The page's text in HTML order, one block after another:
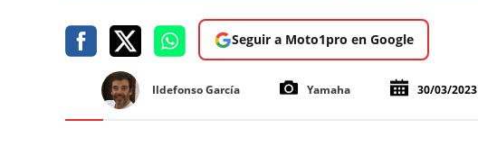
Seguir a Moto1pro en Google
Ildefonso García Yamaha 30/03/2023